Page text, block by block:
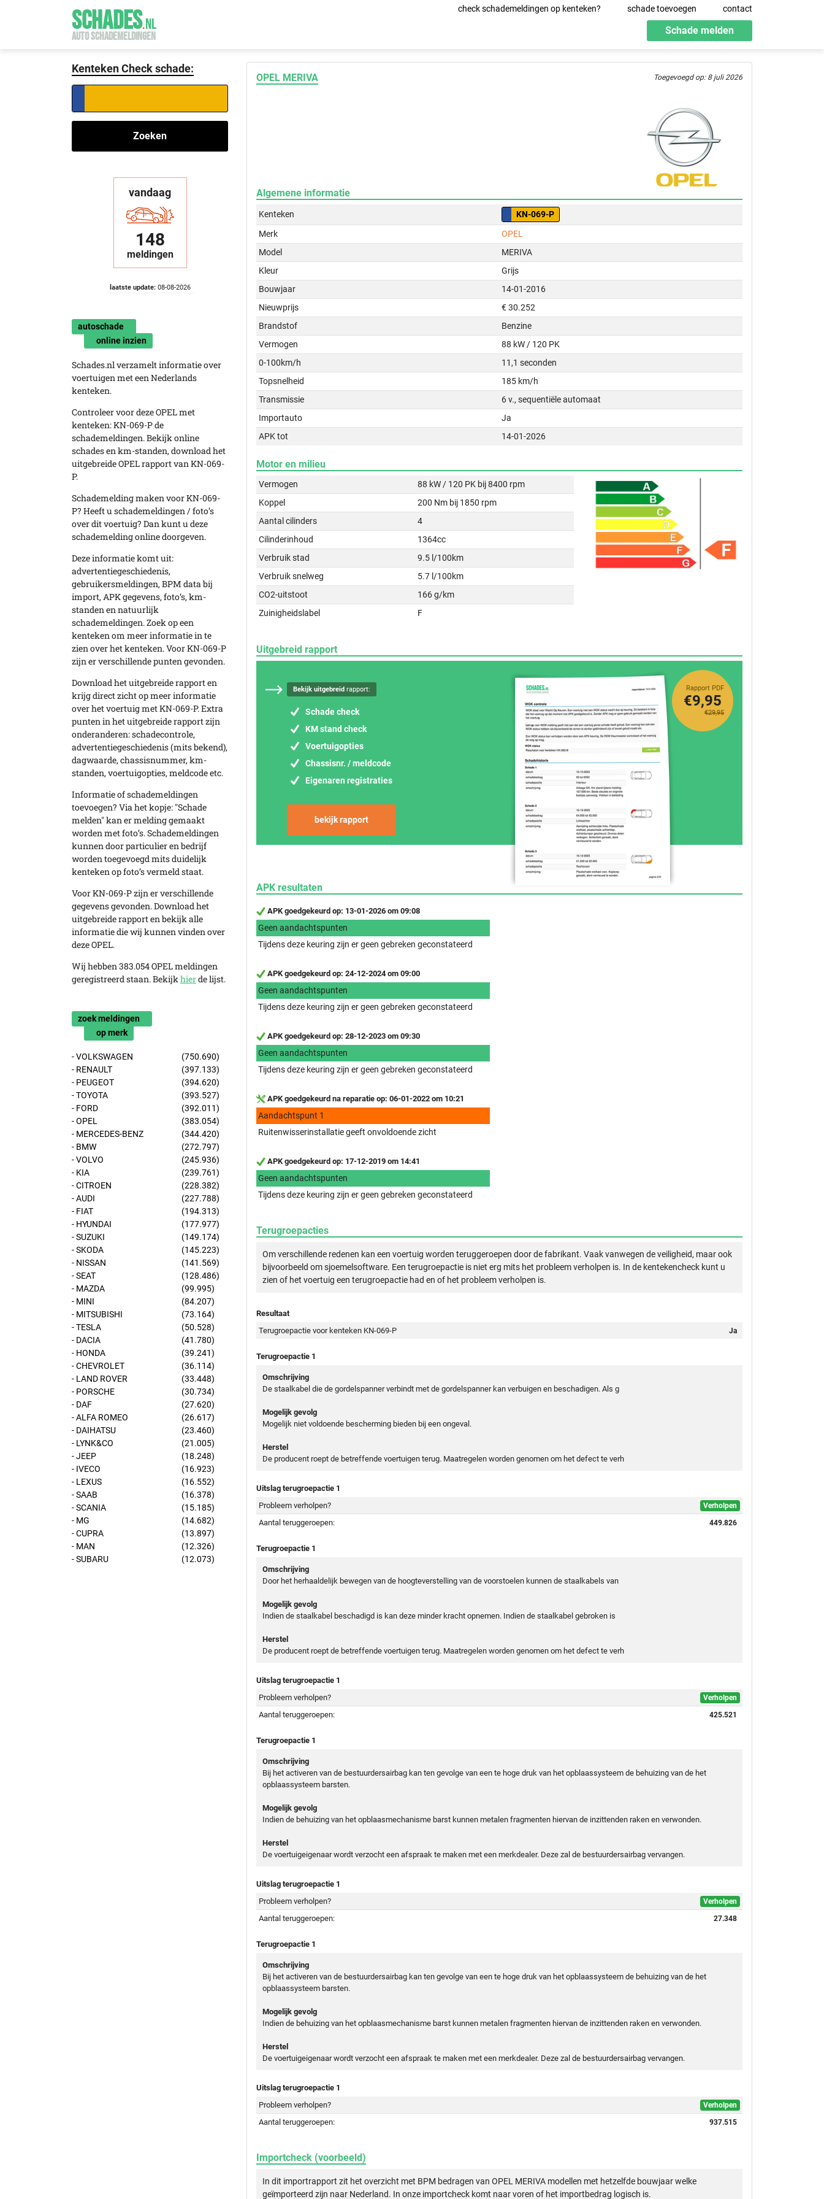
SCHADES.NL
AUTO SCHADEMELDINGEN
check schademeldingen op kenteken? schade toevoegen contact
Schade melden
Kenteken Check schade:
Zoeken
vandaag
148
meldingen
laatste update:08-08-2026
autoschade
online inzien
Schades.nl verzamelt informatie over
voertuigen met een Nederlands
kenteken.
Controleer voor deze OPEL met
kenteken: KN-069-P de
schademeldingen. Bekijk online
schades en km-standen, download het
uitgebreide OPEL rapport van KN-069-
P.
Schademelding maken voor KN-069-
P? Heeft u schademeldingen / foto’s
over dit voertuig? Dan kunt u deze
schademelding online doorgeven.
Deze informatie komt uit:
advertentiegeschiedenis,
gebruikersmeldingen, BPM data bij
import, APK gegevens, foto’s, km-
standen en natuurlijk
schademeldingen. Zoek op een
kenteken om meer informatie in te
zien over het kenteken. Voor KN-069-P
zijn er verschillende punten gevonden.
Download het uitgebreide rapport en
krijg direct zicht op meer informatie
over het voertuig met KN-069-P. Extra
punten in het uitgebreide rapport zijn
onderanderen: schadecontrole,
advertentiegeschiedenis (mits bekend),
dagwaarde, chassisnummer, km-
standen, voertuigopties, meldcode etc.
Informatie of schademeldingen
toevoegen? Via het kopje: "Schade
melden" kan er melding gemaakt
worden met foto’s. Schademeldingen
kunnen door particulier en bedrijf
worden toegevoegd mits duidelijk
kenteken op foto’s vermeld staat.
Voor KN-069-P zijn er verschillende
gegevens gevonden. Download het
uitgebreide rapport en bekijk alle
informatie die wij kunnen vinden over
deze OPEL.
Wij hebben 383.054 OPEL meldingen
geregistreerd staan. Bekijkhierde lijst.
zoek meldingen
op merk
- VOLKSWAGEN
(750.690)
- RENAULT
(397.133)
- PEUGEOT
(394.620)
- TOYOTA
(393.527)
- FORD
(392.011)
- OPEL
(383.054)
- MERCEDES-BENZ
(344.420)
- BMW
(272.797)
- VOLVO
(245.936)
- KIA
(239.761)
- CITROEN
(228.382)
- AUDI
(227.788)
- FIAT
(194.313)
- HYUNDAI
(177.977)
- SUZUKI
(149.174)
- SKODA
(145.223)
- NISSAN
(141.569)
- SEAT
(128.486)
- MAZDA
(99.995)
- MINI
(84.207)
- MITSUBISHI
(73.164)
- TESLA
(50.528)
- DACIA
(41.780)
- HONDA
(39.241)
- CHEVROLET
(36.114)
- LAND ROVER
(33.448)
- PORSCHE
(30.734)
- DAF
(27.620)
- ALFA ROMEO
(26.617)
- DAIHATSU
(23.460)
- LYNK&CO
(21.005)
- JEEP
(18.248)
- IVECO
(16.923)
- LEXUS
(16.552)
- SAAB
(16.378)
- SCANIA
(15.185)
- MG
(14.682)
- CUPRA
(13.897)
- MAN
(12.326)
- SUBARU
(12.073)
OPEL MERIVA Toegevoegd op: 8 juli 2026
Algemene informatie
Kenteken
KN-069-P
Merk
OPEL
Model
MERIVA
Kleur
Grijs
Bouwjaar
14-01-2016
Nieuwprijs
€ 30.252
Brandstof
Benzine
Vermogen
88 kW / 120 PK
0-100km/h
11,1 seconden
Topsnelheid
185 km/h
Transmissie
6 v., sequentiële automaat
Importauto
Ja
APK tot
14-01-2026
Motor en milieu
Vermogen
88 kW / 120 PK bij 8400 rpm
Koppel
200 Nm bij 1850 rpm
Aantal cilinders
4
Cilinderinhoud
1364cc
Verbruik stad
9.5 l/100km
Verbruik snelweg
5.7 l/100km
CO2-uitstoot
166 g/km
Zuinigheidslabel
F
Uitgebreid rapport
Bekijk uitgebreid rapport:
Schade check
KM stand check
Voertuigopties
Chassisnr. / meldcode
Eigenaren registraties
bekijk rapport
Rapport PDF
€29,95
€9,95
APK resultaten
APK goedgekeurd op: 13-01-2026 om 09:08
Geen aandachtspunten
Tijdens deze keuring zijn er geen gebreken geconstateerd
APK goedgekeurd op: 24-12-2024 om 09:00
Geen aandachtspunten
Tijdens deze keuring zijn er geen gebreken geconstateerd
APK goedgekeurd op: 28-12-2023 om 09:30
Geen aandachtspunten
Tijdens deze keuring zijn er geen gebreken geconstateerd
APK goedgekeurd na reparatie op: 06-01-2022 om 10:21
Aandachtspunt 1
Ruitenwisserinstallatie geeft onvoldoende zicht
APK goedgekeurd op: 17-12-2019 om 14:41
Geen aandachtspunten
Tijdens deze keuring zijn er geen gebreken geconstateerd
Terugroepacties
Om verschillende redenen kan een voertuig worden teruggeroepen door de fabrikant. Vaak vanwegen de veiligheid, maar ook
bijvoorbeeld om sjoemelsoftware. Een terugroepactie is niet erg mits het probleem verholpen is. In de kentekencheck kunt u
zien of het voertuig een terugroepactie had en of het probleem verholpen is.
Resultaat
Terugroepactie voor kenteken KN-069-P
Ja
Terugroepactie 1
Omschrijving
De staalkabel die de gordelspanner verbindt met de gordelspanner kan verbuigen en beschadigen. Als g
Mogelijk gevolg
Mogelijk niet voldoende bescherming bieden bij een ongeval.
Herstel
De producent roept de betreffende voertuigen terug. Maatregelen worden genomen om het defect te verh
Uitslag terugroepactie 1
Probleem verholpen?
Verholpen
Aantal teruggeroepen: 449.826
Terugroepactie 1
Omschrijving
Door het herhaaldelijk bewegen van de hoogteverstelling van de voorstoelen kunnen de staalkabels van
Mogelijk gevolg
Indien de staalkabel beschadigd is kan deze minder kracht opnemen. Indien de staalkabel gebroken is
Herstel
De producent roept de betreffende voertuigen terug. Maatregelen worden genomen om het defect te verh
Uitslag terugroepactie 1
Probleem verholpen?
Verholpen
Aantal teruggeroepen: 425.521
Terugroepactie 1
Omschrijving
Bij het activeren van de bestuurdersairbag kan ten gevolge van een te hoge druk van het opblaassysteem de behuizing van de het
opblaassysteem barsten.
Mogelijk gevolg
Indien de behuizing van het opblaasmechanisme barst kunnen metalen fragmenten hiervan de inzittenden raken en verwonden.
Herstel
De voertuigeigenaar wordt verzocht een afspraak te maken met een merkdealer. Deze zal de bestuurdersairbag vervangen.
Uitslag terugroepactie 1
Probleem verholpen?
Verholpen
Aantal teruggeroepen: 27.348
Terugroepactie 1
Omschrijving
Bij het activeren van de bestuurdersairbag kan ten gevolge van een te hoge druk van het opblaassysteem de behuizing van de het
opblaassysteem barsten.
Mogelijk gevolg
Indien de behuizing van het opblaasmechanisme barst kunnen metalen fragmenten hiervan de inzittenden raken en verwonden.
Herstel
De voertuigeigenaar wordt verzocht een afspraak te maken met een merkdealer. Deze zal de bestuurdersairbag vervangen.
Uitslag terugroepactie 1
Probleem verholpen?
Verholpen
Aantal teruggeroepen: 937.515
Importcheck (voorbeeld)
In dit importrapport zit het overzicht met BPM bedragen van OPEL MERIVA modellen met hetzelfde bouwjaar welke
geïmporteerd zijn naar Nederland. In onze importcheck komt naar voren of het importbedrag logisch is.